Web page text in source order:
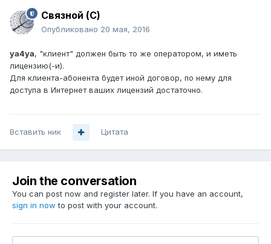
Связной (С)
Опубликовано 20 мая, 2016
ya4ya, "клиент" должен быть то же оператором, и иметь
лицензию(-и).
Для клиента-абонента будет иной договор, по нему для
доступа в Интернет ваших лицензий достаточно.
Вставить ник Цитата
Join the conversation
You can post now and register later. If you have an account,
sign in now to post with your account.